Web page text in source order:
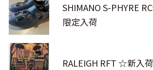
SHIMANO S-PHYRE
限定入荷
RALEIGH RFT ☆新入荷